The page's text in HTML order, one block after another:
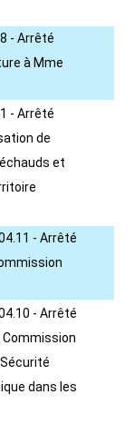
- Arrêté
à Mme
- Arrêté
de
et
- Arrêté
- Arrêté
dans les